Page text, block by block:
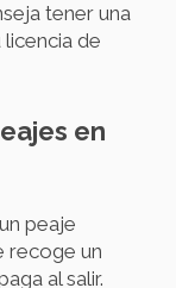
tener una
de
en
peaje
recoge un
al salir.